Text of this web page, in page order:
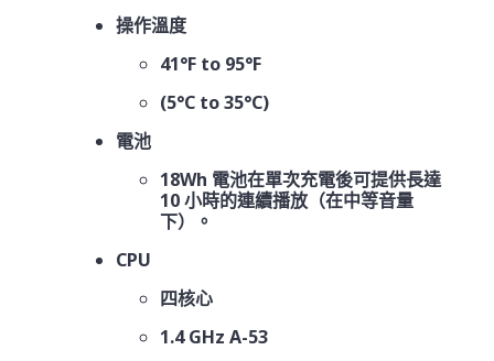
操作溫度
41°F to 95°F
(5°C to 35°C)
電池
18Wh 電池在單次充電後可提供長達
10 小時的連續播放（在中等音量
下）。
CPU
四核心
1.4 GHz A-53